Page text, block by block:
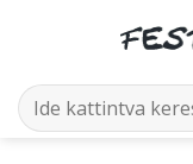
Keresés
a